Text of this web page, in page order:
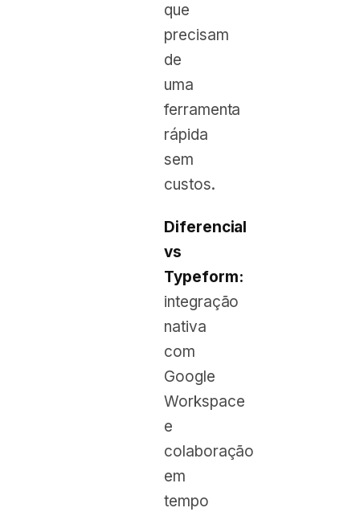
que
precisam
de
uma
ferramenta
rápida
sem
custos.
Diferencial
vs
Typeform:
integração
nativa
com
Google
Workspace
e
colaboração
em
tempo